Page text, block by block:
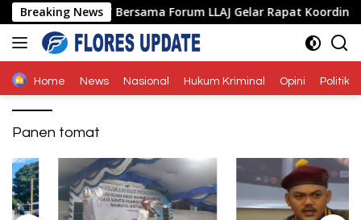
Langsung
ke
konten
Breaking News
Polda NTT Bersama Forum LLAJ Gelar Rapat Koordinasi
Home News Nasional Hukum Kriminal Opini Politik
Panen tomat